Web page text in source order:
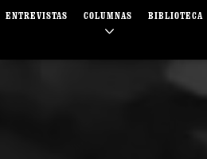
ENTREVISTAS COLUMNAS BIBLIOTECA